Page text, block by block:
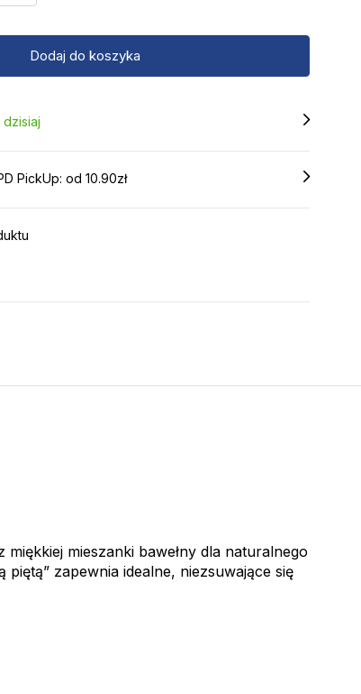
dzisiaj
PickUp: od 10.90zł
mieszanki bawełny dla naturalnego
zapewnia idealne, niezsuwające się